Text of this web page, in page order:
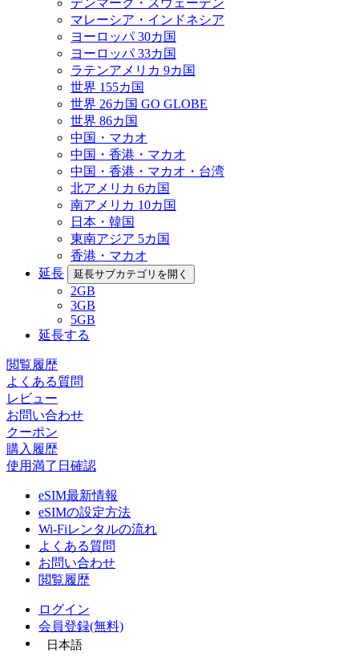
マレーシア・インドネシア
ヨーロッパ 30カ国
ヨーロッパ 33カ国
ラテンアメリカ 9カ国
世界 155カ国
世界 26カ国 GO GLOBE
世界 86カ国
中国・マカオ
中国・香港・マカオ
中国・香港・マカオ・台湾
北アメリカ 6カ国
南アメリカ 10カ国
日本・韓国
東南アジア 5カ国
香港・マカオ
延長
延長サブカテゴリを開く
2GB
3GB
5GB
延長する
閲覧履歴
よくある質問
レビュー
お問い合わせ
クーポン
購入履歴
使用満了日確認
eSIM最新情報
eSIMの設定方法
Wi-Fiレンタルの流れ
よくある質問
お問い合わせ
閲覧履歴
ログイン
会員登録(無料)
日本語